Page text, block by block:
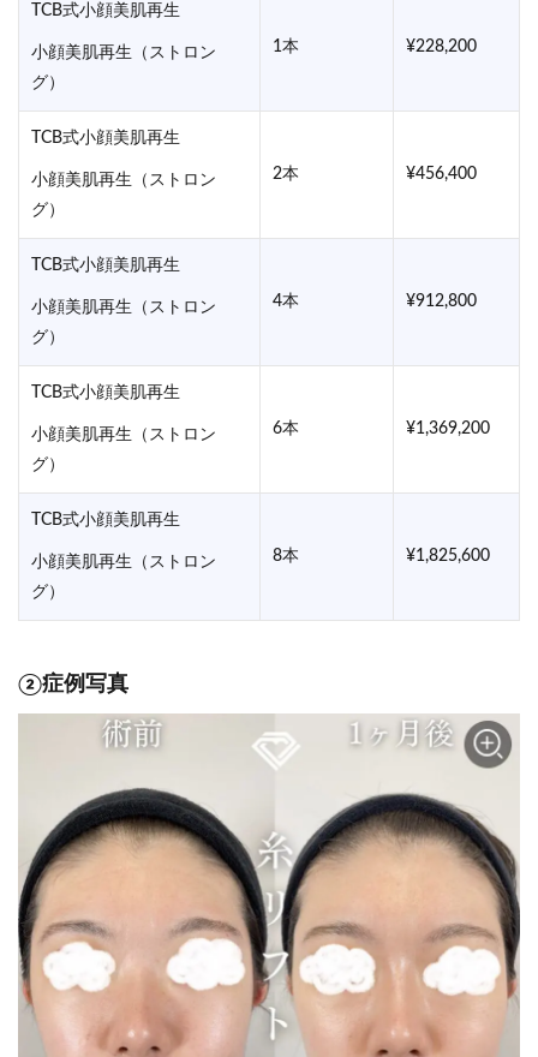
TCB式小顔美肌再生
小顔美肌再生（ストロン
グ）
1本 ¥228,200
TCB式小顔美肌再生
小顔美肌再生（ストロン
グ）
2本 ¥456,400
TCB式小顔美肌再生
小顔美肌再生（ストロン
グ）
4本 ¥912,800
TCB式小顔美肌再生
小顔美肌再生（ストロン
グ）
6本 ¥1,369,200
TCB式小顔美肌再生
小顔美肌再生（ストロン
グ）
8本 ¥1,825,600
②症例写真